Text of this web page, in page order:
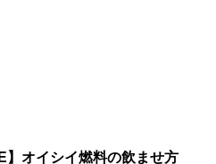
】オイシイ燃料の飲ませ方